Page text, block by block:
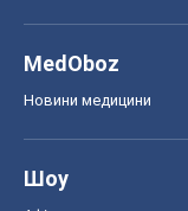
MedOboz
Новини медицини
Шоу